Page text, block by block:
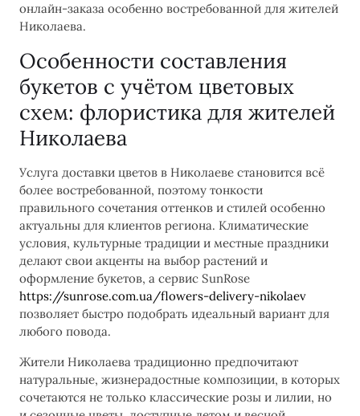
онлайн-заказа особенно востребованной для жителей
Николаева.
Особенности составления
букетов с учётом цветовых
схем: флористика для жителей
Николаева
Услуга доставки цветов в Николаеве становится всё
более востребованной, поэтому тонкости
правильного сочетания оттенков и стилей особенно
актуальны для клиентов региона. Климатические
условия, культурные традиции и местные праздники
делают свои акценты на выбор растений и
оформление букетов, а сервис SunRose
https://sunrose.com.ua/flowers-delivery-nikolaev
позволяет быстро подобрать идеальный вариант для
любого повода.
Жители Николаева традиционно предпочитают
натуральные, жизнерадостные композиции, в которых
сочетаются не только классические розы и лилии, но